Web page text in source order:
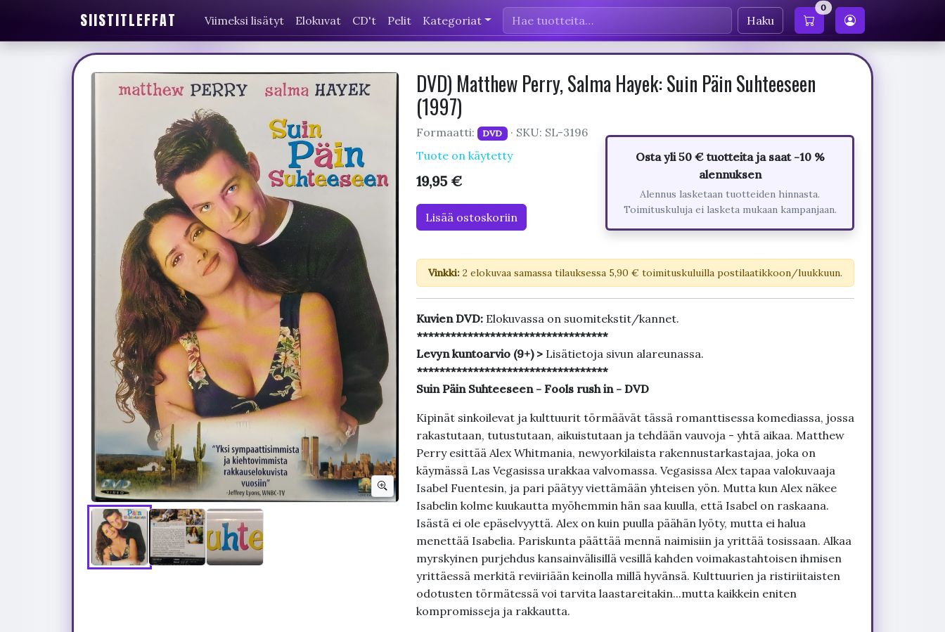
SIISTITLEFFAT Viimeksi lisätyt Elokuvat CD't Pelit Kategoriat Haku
0
DVD) Matthew Perry, Salma Hayek: Suin Päin Suhteeseen
(1997)
Formaatti: DVD
· SKU: SL-3196
Tuote on käytetty
19,95 €
Lisää ostoskoriin
Osta yli 50 € tuotteita ja saat -10 %
alennuksen
Alennus lasketaan tuotteiden hinnasta.
Toimituskuluja ei lasketa mukaan kampanjaan.
Vinkki:2 elokuvaa samassa tilauksessa 5,90 € toimituskuluilla postilaatikkoon/luukkuun.
Kuvien DVD: Elokuvassa on suomitekstit/kannet.
**********************************
Levyn kuntoarvio (9+) > Lisätietoja sivun alareunassa.
**********************************
Suin Päin Suhteeseen - Fools rush in - DVD
Kipinät sinkoilevat ja kulttuurit törmäävät tässä romanttisessa komediassa, jossa
rakastutaan, tutustutaan, aikuistutaan ja tehdään vauvoja - yhtä aikaa. Matthew
Perry esittää Alex Whitmania, newyorkilaista rakennustarkastajaa, joka on
käymässä Las Vegasissa urakkaa valvomassa. Vegasissa Alex tapaa valokuvaaja
Isabel Fuentesin, ja pari päätyy viettämään yhteisen yön. Mutta kun Alex näkee
Isabelin kolme kuukautta myöhemmin hän saa kuulla, että Isabel on raskaana.
Isästä ei ole epäselvyyttä. Alex on kuin puulla päähän lyöty, mutta ei halua
menettää Isabelia. Pariskunta päättää mennä naimisiin ja yrittää tosissaan. Alkaa
myrskyinen purjehdus kansainvälisillä vesillä kahden voimakastahtoisen ihmisen
yrittäessä merkitä reviiriään keinolla millä hyvänsä. Kulttuurien ja ristiriitaisten
odotusten törmätessä voi tarvita laastareitakin...mutta kaikkein eniten
kompromisseja ja rakkautta.